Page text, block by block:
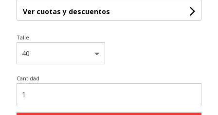
Ver cuotas y descuentos
Talle
Cantidad